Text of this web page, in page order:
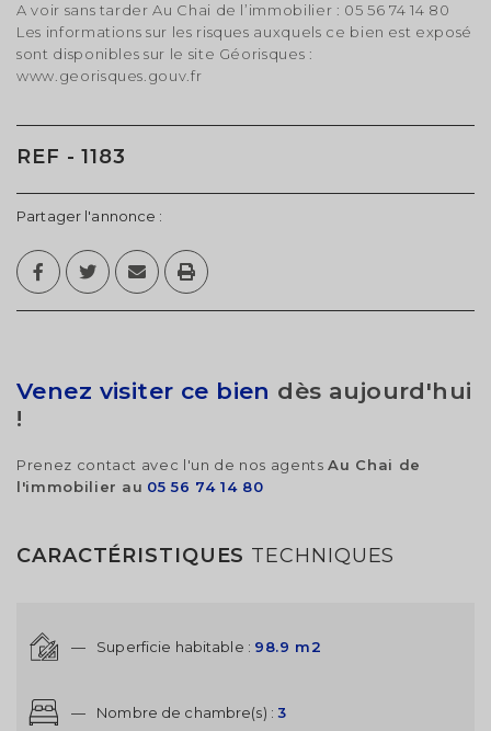
A voir sans tarder Au Chai de l’immobilier : 05 56 74 14 80
Les informations sur les risques auxquels ce bien est exposé
sont disponibles sur le site Géorisques :
www.georisques.gouv.fr
REF - 1183
Partager l'annonce :
Venez visiter ce bien dès aujourd'hui
!
Prenez contact avec l'un de nos agents Au Chai de
l'immobilier au 05 56 74 14 80
CARACTÉRISTIQUES TECHNIQUES
— Superficie habitable : 98.9 m2
— Nombre de chambre(s) :3